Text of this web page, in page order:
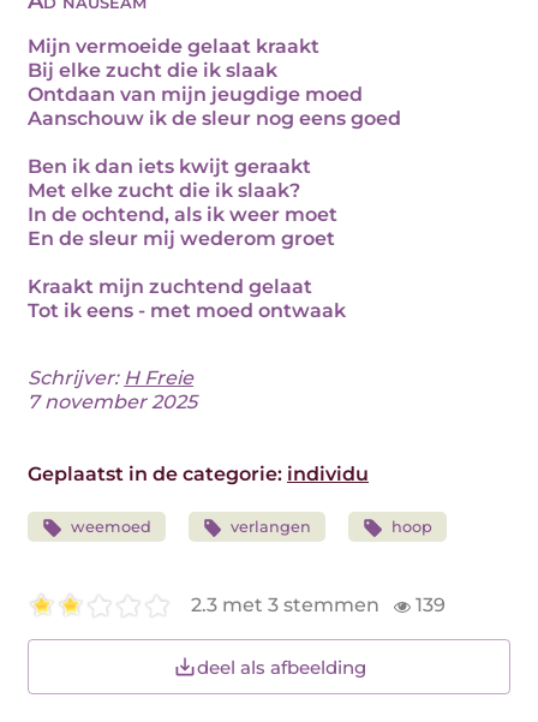
Mijn vermoeide gelaat kraakt
Bij elke zucht die ik slaak
Ontdaan van mijn jeugdige moed
Aanschouw ik de sleur nog eens goed
Ben ik dan iets kwijt geraakt
Met elke zucht die ik slaak?
In de ochtend, als ik weer moet
En de sleur mij wederom groet
Kraakt mijn zuchtend gelaat
Tot ik eens - met moed ontwaak
Schrijver: H Freie
7 november 2025
Geplaatst in de categorie: individu
weemoed verlangen hoop
2.3 met 3 stemmen 139
deel als afbeelding